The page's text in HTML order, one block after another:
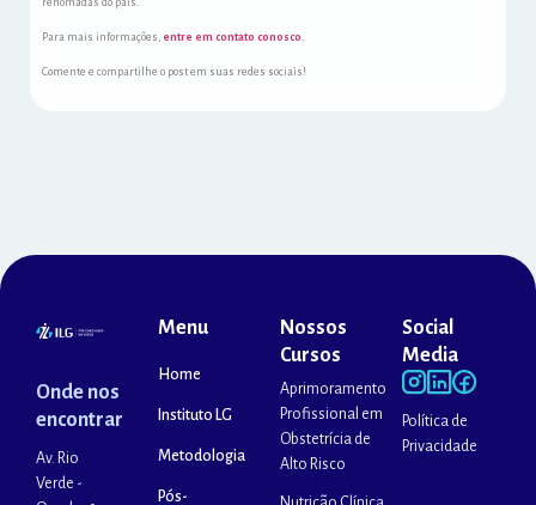
Para mais informações, entre em contato conosco.
Comente e compartilhe o post em suas redes sociais!
Onde nos
encontrar
Av. Rio
Verde -
Menu
Home
Instituto LG
Metodologia
Pós-
Nossos
Cursos
Aprimoramento
Profissional em
Obstetrícia de
Alto Risco
Social
Media
Política de
Privacidade